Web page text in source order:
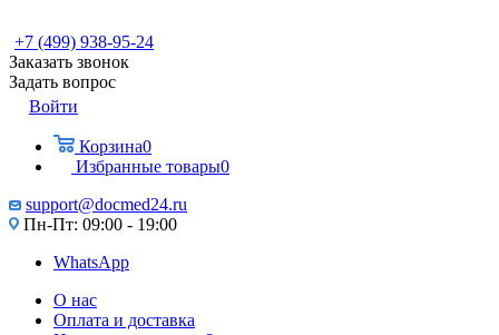
+7 (499) 938-95-24
Заказать звонок
Задать вопрос
Войти
Корзина0
Избранные товары0
support@docmed24.ru
Пн-Пт: 09:00 - 19:00
WhatsApp
О нас
Оплата и доставка